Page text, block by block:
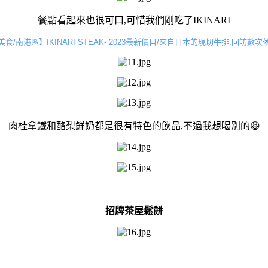
餐點看起來也很可口,可惜我們剛吃了IKINARI
食/南港區】IKINARI STEAK- 2023最新價目/來自日本的現切牛排,回訪數次
肉桂拿鐵和酪梨鮮奶都是很有特色的飲品,不過我想喝別的😆
招牌茶屋鬆餅